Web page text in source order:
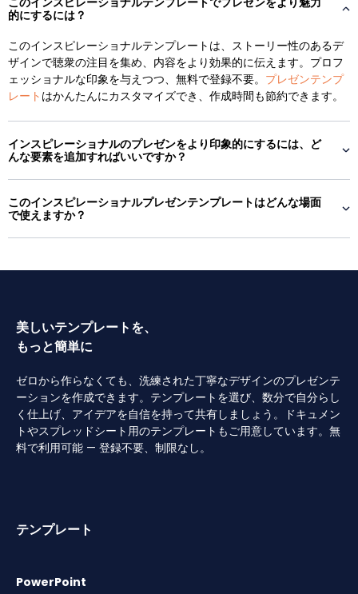
的にするには？
このインスピレーショナルテンプレートは、ストーリー性のあるデ
ザインで聴衆の注目を集め、内容をより効果的に伝えます。プロフ
ェッショナルな印象を与えつつ、無料で登録不要。 プレゼンテンプ
レート はかんたんにカスタマイズでき、作成時間も節約できます。
インスピレーショナルのプレゼンをより印象的にするには、ど
んな要素を追加すればいいですか？
このインスピレーショナルプレゼンテンプレートはどんな場面
で使えますか？
美しいテンプレートを、
もっと簡単に
ゼロから作らなくても、洗練された丁寧なデザインのプレゼンテ
ーションを作成できます。テンプレートを選び、数分で自分らし
く仕上げ、アイデアを自信を持って共有しましょう。ドキュメン
トやスプレッドシート用のテンプレートもご用意しています。無
料で利用可能 — 登録不要、制限なし。
テンプレート
PowerPoint